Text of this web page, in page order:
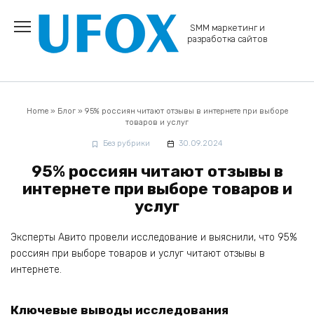
содержанию
SMM маркетинг и
разработка сайтов
Home» Блог» 95% россиян читают отзывы в интернете при выборе
товаров и услуг
Без рубрики 30.09.2024
95% россиян читают отзывы в
интернете при выборе товаров и
услуг
Эксперты Авито провели исследование и выяснили, что 95%
россиян при выборе товаров и услуг читают отзывы в
интернете.
Ключевые выводы исследования